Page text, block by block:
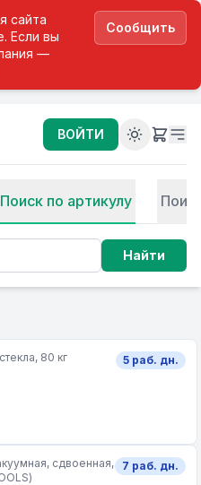
сайта
Если вы
—
Сообщить
ВОЙТИ
Поиск по артикулу
Найти
5 раб. дн.
80 кг
7 раб. дн.
сдвоенная, шарнирный